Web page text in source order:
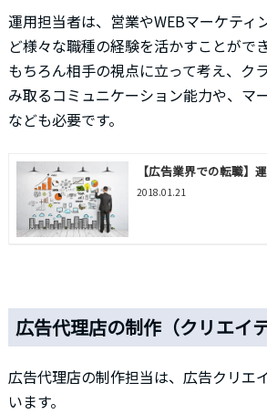
運用担当者は、営業やWEBマーケティ
ど様々な職種の経験を活かすことができ
もちろん相手の視点に立って考え、ク
み取るコミュニケーション能力や、マ
なども必要です。
【広告業界での転職】
2018.01.21
広告代理店の制作（クリエイテ
広告代理店の制作担当は、広告クリエ
います。